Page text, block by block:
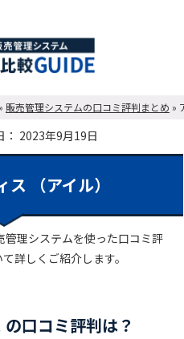
» 販売管理システムの口コミ評判まとめ »
： 2023年9月19日
（アイル）
管理システムを使った口コミ評
詳しくご紹介します。
口コミ評判は？